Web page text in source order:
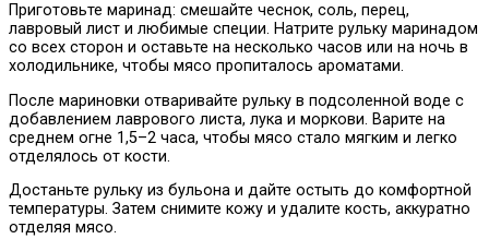
Приготовьте маринад: смешайте чеснок, соль, перец,
лавровый лист и любимые специи. Натрите рульку маринадом
со всех сторон и оставьте на несколько часов или на ночь в
холодильнике, чтобы мясо пропиталось ароматами.
После мариновки отваривайте рульку в подсоленной воде с
добавлением лаврового листа, лука и моркови. Варите на
среднем огне 1,5–2 часа, чтобы мясо стало мягким и легко
отделялось от кости.
Достаньте рульку из бульона и дайте остыть до комфортной
температуры. Затем снимите кожу и удалите кость, аккуратно
отделяя мясо.